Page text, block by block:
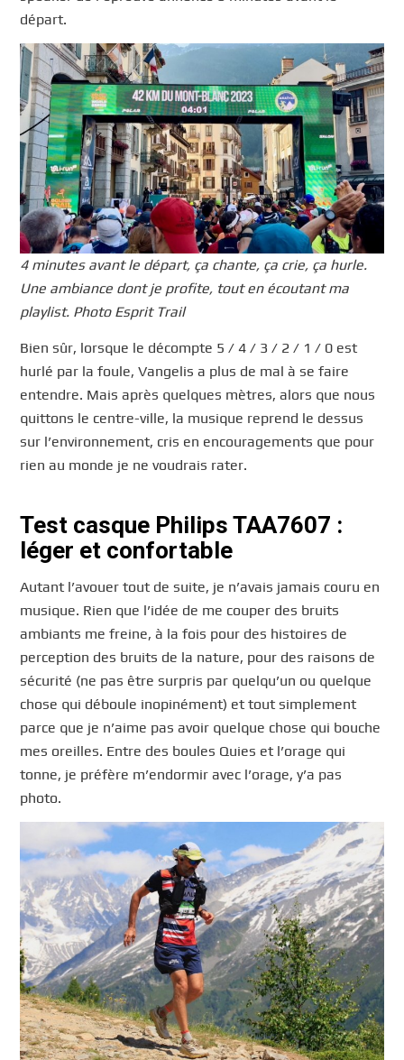
départ.
4 minutes avant le départ, ça chante, ça crie, ça hurle.
Une ambiance dont je profite, tout en écoutant ma
playlist. Photo Esprit Trail
Bien sûr, lorsque le décompte 5 / 4 / 3 / 2 / 1 / 0 est
hurlé par la foule, Vangelis a plus de mal à se faire
entendre. Mais après quelques mètres, alors que nous
quittons le centre-ville, la musique reprend le dessus
sur l’environnement, cris en encouragements que pour
rien au monde je ne voudrais rater.
Test casque Philips TAA7607 :
léger et confortable
Autant l’avouer tout de suite, je n’avais jamais couru en
musique. Rien que l’idée de me couper des bruits
ambiants me freine, à la fois pour des histoires de
perception des bruits de la nature, pour des raisons de
sécurité (ne pas être surpris par quelqu’un ou quelque
chose qui déboule inopinément) et tout simplement
parce que je n’aime pas avoir quelque chose qui bouche
mes oreilles. Entre des boules Quies et l’orage qui
tonne, je préfère m’endormir avec l’orage, y’a pas
photo.